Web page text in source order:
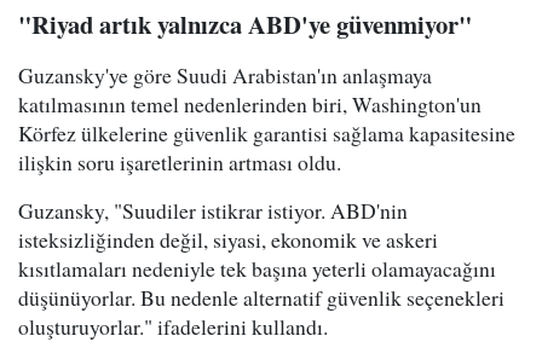
"Riyad artık yalnızca ABD'ye güvenmiyor"
Guzansky'ye göre Suudi Arabistan'ın anlaşmaya
katılmasının temel nedenlerinden biri, Washington'un
Körfez ülkelerine güvenlik garantisi sağlama kapasitesine
ilişkin soru işaretlerinin artması oldu.
Guzansky, "Suudiler istikrar istiyor. ABD'nin
isteksizliğinden değil, siyasi, ekonomik ve askeri
kısıtlamaları nedeniyle tek başına yeterli olamayacağını
düşünüyorlar. Bu nedenle alternatif güvenlik seçenekleri
oluşturuyorlar." ifadelerini kullandı.